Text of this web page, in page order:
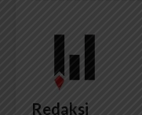
Redaksi